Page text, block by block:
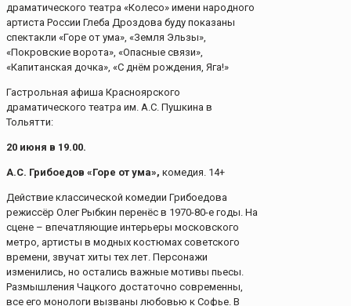
драматического театра «Колесо» имени народного
артиста России Глеба Дроздова буду показаны
спектакли «Горе от ума», «Земля Эльзы»,
«Покровские ворота», «Опасные связи»,
«Капитанская дочка», «С днём рождения, Яга!»
Гастрольная афиша Красноярского
драматического театра им. А.С. Пушкина в
Тольятти:
20 июня в 19.00.
А.С. Грибоедов «Горе от ума», комедия. 14+
Действие классической комедии Грибоедова
режиссёр Олег Рыбкин перенёс в 1970-80-е годы. На
сцене – впечатляющие интерьеры московского
метро, артисты в модных костюмах советского
времени, звучат хиты тех лет. Персонажи
изменились, но остались важные мотивы пьесы.
Размышления Чацкого достаточно современны,
все его монологи вызваны любовью к Софье. В